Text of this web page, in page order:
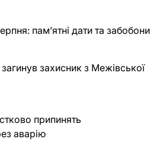
пам’ятні дати та забобони
захисник з Межівської
припинять
аварію